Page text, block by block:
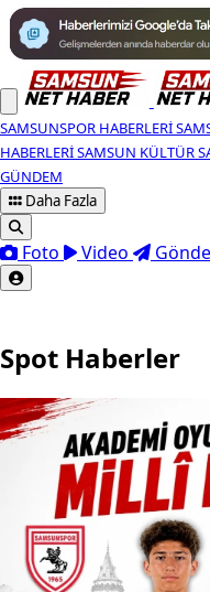
SAMSUNSPOR HABERLERI
HABERLERISAMSUN KÜLTÜR
GÜNDEM
Daha Fazla
Foto Video
Spot Haberler